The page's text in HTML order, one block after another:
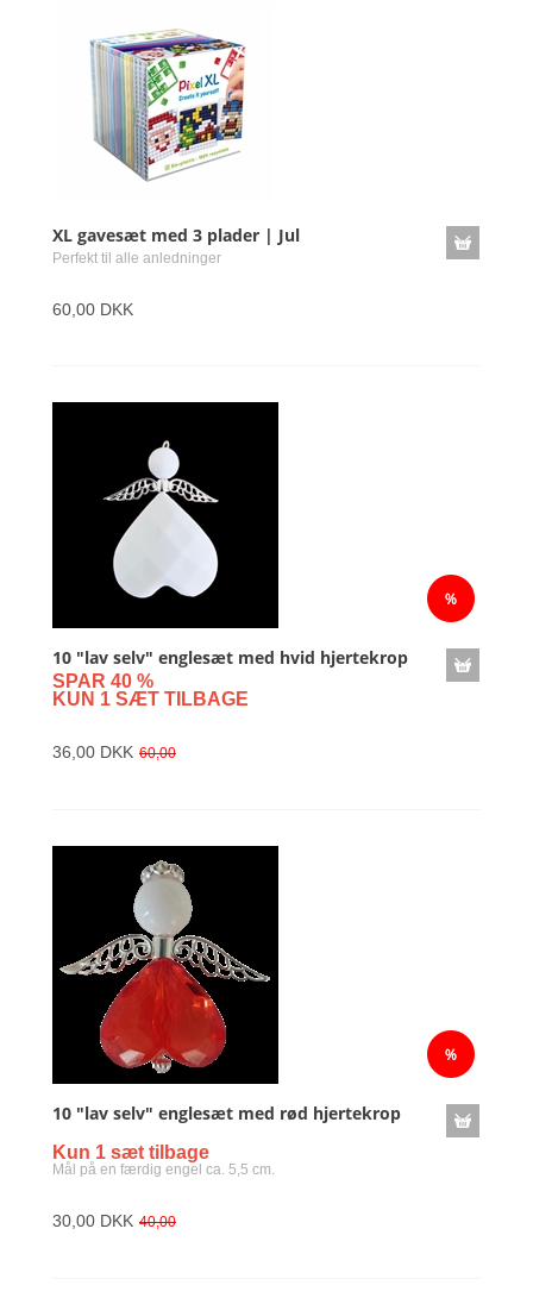
XL gavesæt med 3 plader | Jul
Perfekt til alle anledninger
60,00 DKK
10 "lav selv" englesæt med hvid hjertekrop
SPAR 40 %
KUN 1 SÆT TILBAGE
36,00 DKK 60,00
10 "lav selv" englesæt med rød hjertekrop
Kun 1 sæt tilbage
Mål på en færdig engel ca. 5,5 cm.
30,00 DKK 40,00